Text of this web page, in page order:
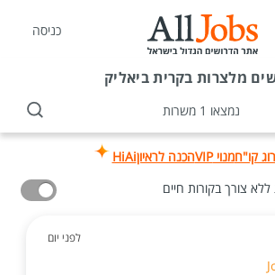
כניסה
מלצרות בקרית ביאליק
נמצאו 1 משרות
קו"חמנוי VIP הכנה לראיוןHiAi
צורך בקורות חיים
לפני יום